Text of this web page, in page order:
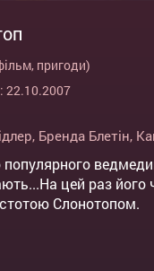
пригоди)
22.10.2007
, Бренда Блетін,
цей раз його
Слонотопом.